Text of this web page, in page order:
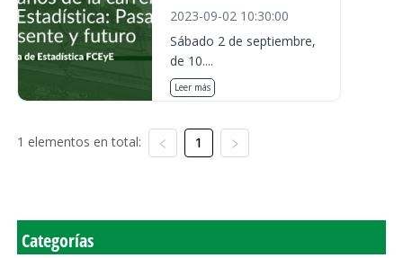
2023-09-02 10:30:00
Sábado 2 de septiembre,
de 10....
Leer más
1 elementos en total: 1
Categorías